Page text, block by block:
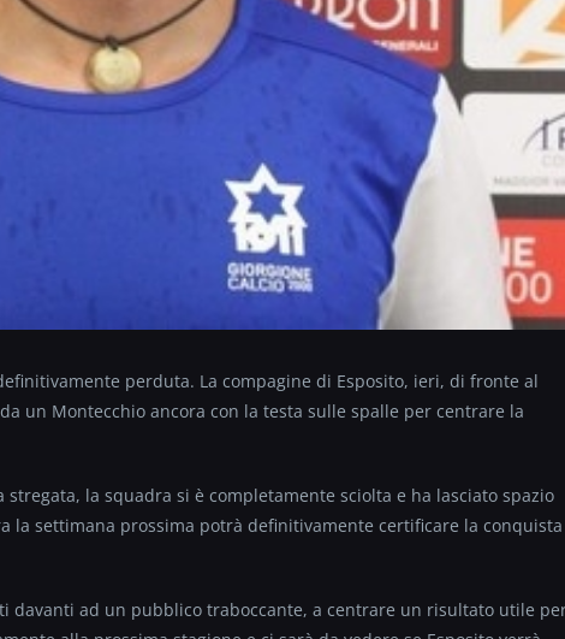
perduta. La compagine di Esposito, ieri, di fronte al
un Montecchio ancora con la testa sulle spalle per centrare la
la squadra si è completamente sciolta e ha lasciato spazio
la settimana prossima potrà definitivamente certificare la conquista
davanti ad un pubblico traboccante, a centrare un risultato utile